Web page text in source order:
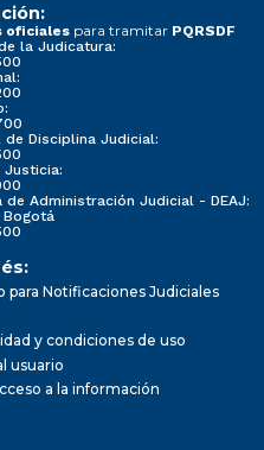
oficiales para tramitar PQRSDF
la Judicatura:
de Disciplina Judicial:
Justicia:
de Administración Judicial - DEAJ:
Bogotá
para Notificaciones Judiciales
y condiciones de uso
usuario
a la información